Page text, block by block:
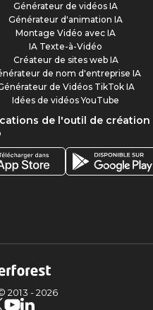
Générateur de vidéos IA
Générateur d'animation IA
Montage Vidéo avec IA
IA Texte-à-Vidéo
Créateur de sites web IA
de nom d'entreprise IA
de Vidéos TikTok IA
Idées de vidéos YouTube
de l'outil de création
2013 -2026